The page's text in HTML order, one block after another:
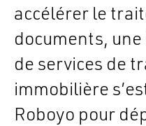
accélérer le
documents,
de services de
immobilière
Roboyo pour